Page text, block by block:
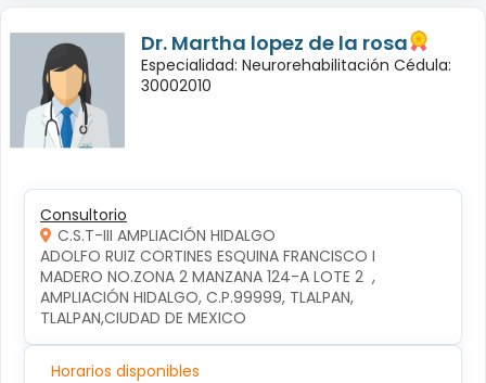
Dr. Martha lopez de la rosa
Especialidad: Neurorehabilitación Cédula:
30002010
Consultorio
C.S.T-III AMPLIACIÓN HIDALGO
ADOLFO RUIZ CORTINES ESQUINA FRANCISCO I
MADERO NO.ZONA 2 MANZANA 124-A LOTE 2  ,
AMPLIACIÓN HIDALGO, C.P.99999, TLALPAN,
TLALPAN,CIUDAD DE MEXICO
Horarios disponibles